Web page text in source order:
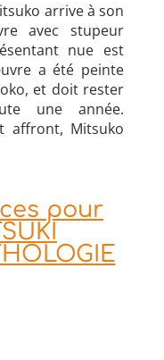
arrive à son
avec stupeur
nue est
a été peinte
et doit rester
une année.
affront, Mitsuko
pour